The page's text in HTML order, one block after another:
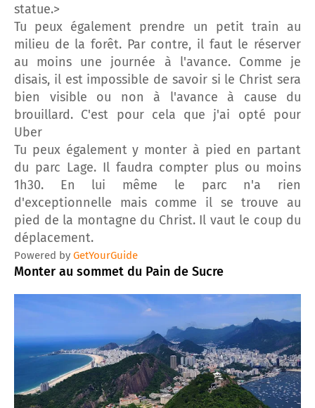
statue.>
Tu peux également prendre un petit train au
milieu de la forêt. Par contre, il faut le réserver
au moins une journée à l'avance. Comme je
disais, il est impossible de savoir si le Christ sera
bien visible ou non à l'avance à cause du
brouillard. C'est pour cela que j'ai opté pour
Uber
Tu peux également y monter à pied en partant
du parc Lage. Il faudra compter plus ou moins
1h30. En lui même le parc n'a rien
d'exceptionnelle mais comme il se trouve au
pied de la montagne du Christ. Il vaut le coup du
déplacement.
Powered by GetYourGuide
Monter au sommet du Pain de Sucre